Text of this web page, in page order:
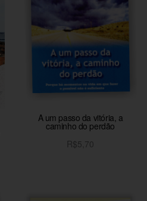
A um passo da vitória, a
caminho do perdão
R$5,70